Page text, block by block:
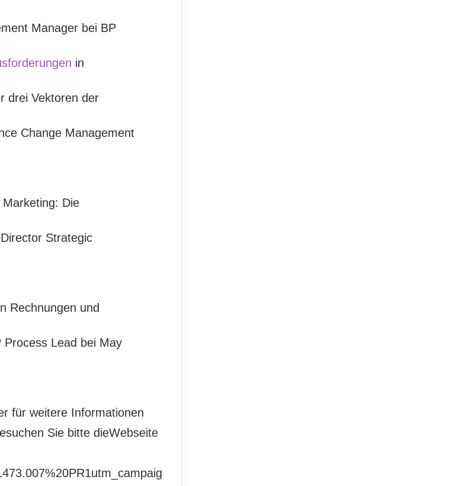
Manager bei BP
in
drei Vektoren der
Change Management
Die
Strategic
Rechnungen und
Lead bei May
für weitere Informationen
Sie bitte dieWebseite